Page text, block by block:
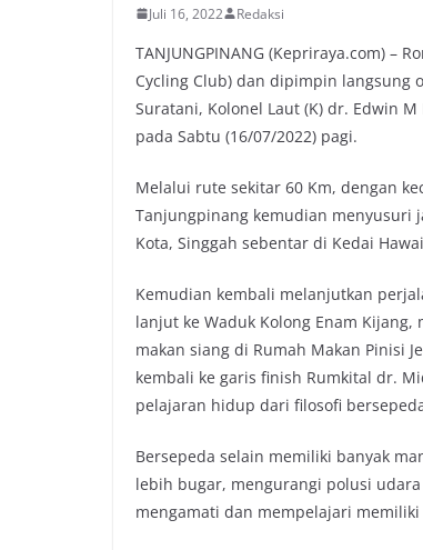
Juli 16, 2022 Redaksi
TANJUNGPINANG (Kepriraya.com) –
Cycling Club) dan dipimpin langsung
Suratani, Kolonel Laut (K) dr. Edwin
pada Sabtu (16/07/2022) pagi.
Melalui rute sekitar 60 Km, dengan
Tanjungpinang kemudian menyusuri
Kota, Singgah sebentar di Kedai
Kemudian kembali melanjutkan
lanjut ke Waduk Kolong Enam Kijang,
makan siang di Rumah Makan Pinisi
kembali ke garis finish Rumkital dr.
pelajaran hidup dari filosofi
Bersepeda selain memiliki banyak
lebih bugar, mengurangi polusi
mengamati dan mempelajari